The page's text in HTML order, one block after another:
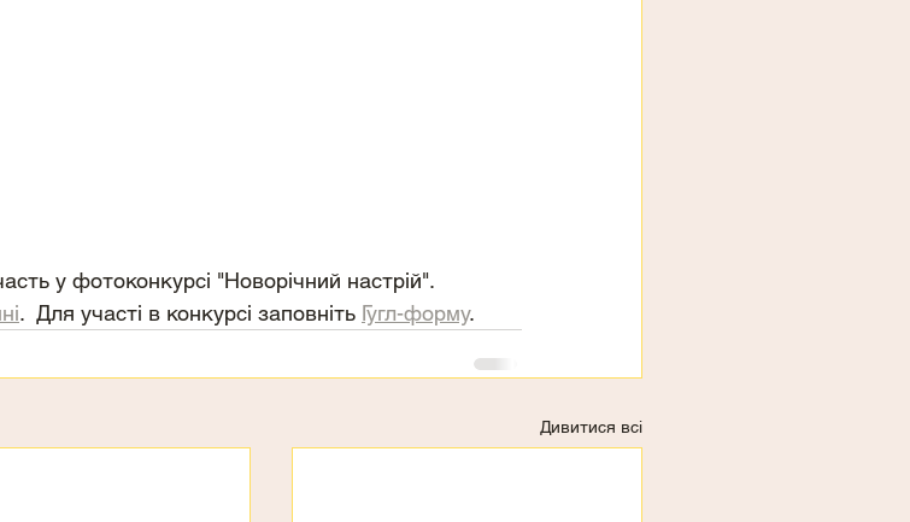
у фотоконкурсі "Новорічний настрій".
.  Для участі в конкурсі заповніть Гугл-форму.
Дивитися всі